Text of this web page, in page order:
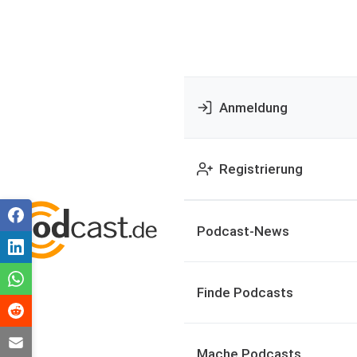
Anmeldung
Registrierung
Podcast-News
Finde Podcasts
Mache Podcasts